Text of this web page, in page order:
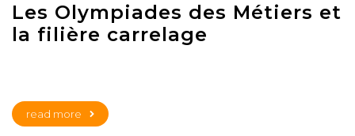
Les Olympiades des Métiers et
la filière carrelage
read more